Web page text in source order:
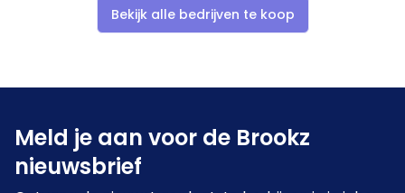
van 9% tot 10%.Bekijk alle bedrijven te koop
Meld je aan voor de Brookz
nieuwsbrief